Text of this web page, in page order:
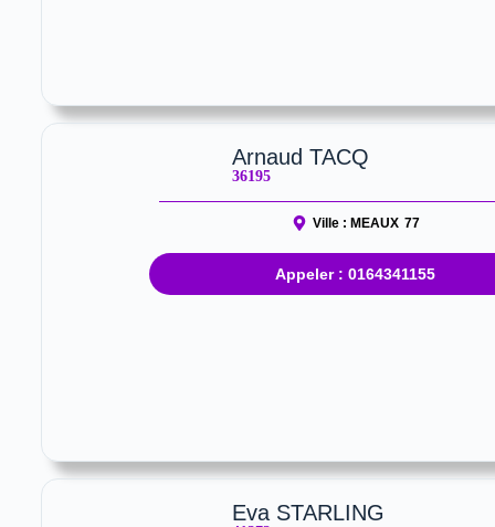
Arnaud TACQ
36195
Ville : MEAUX 77
Appeler : 0164341155
Eva STARLING